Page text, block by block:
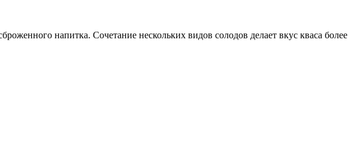
напитка. Сочетание нескольких видов солодов делает вкус кваса